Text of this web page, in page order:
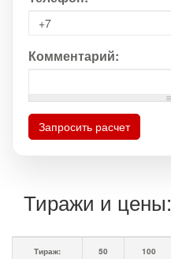
Комментарий:
Запросить расчет
Тиражи и цены:
Тираж: 50 100